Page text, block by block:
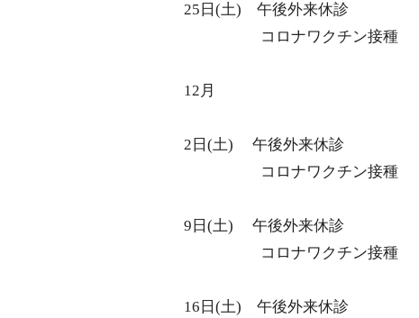
25日 (土) 午後外来休診
コロナワクチン接種
12月
2日 (土)
午後外来休診
コロナワクチン接種
9日 (土)
午後外来休診
コロナワクチン接種
16日 (土) 午後外来休診